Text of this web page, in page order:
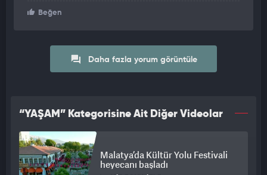
Beğen
Daha fazla yorum görüntüle
“YAŞAM” Kategorisine Ait Diğer Videolar
Malatya’da Kültür Yolu Festivali
heyecanı başladı